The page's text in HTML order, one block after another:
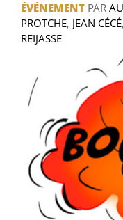
ÉVÉNEMENT PAR
PROTCHE, JEAN CÉCÉ,
REIJASSE